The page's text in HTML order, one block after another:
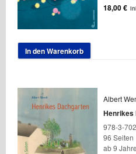
18,00€
In den Warenkorb
Albert
Henrikes
978-3-
96 Seiten
ab 9